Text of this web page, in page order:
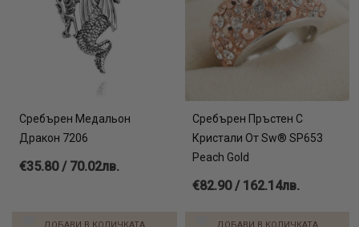
Сребърен Медальон
Дракон 7206
€35.80 / 70.02лв.
ДОБАВИ В КОЛИЧКАТА
Сребърен Пръстен С
Кристали От Sw® SP653
Peach Gold
€82.90 / 162.14лв.
ДОБАВИ В КОЛИЧКАТА